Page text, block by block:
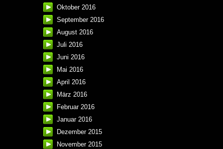
Oktober 2016
September 2016
August 2016
Juli 2016
Juni 2016
Mai 2016
April 2016
März 2016
Februar 2016
Januar 2016
Dezember 2015
November 2015